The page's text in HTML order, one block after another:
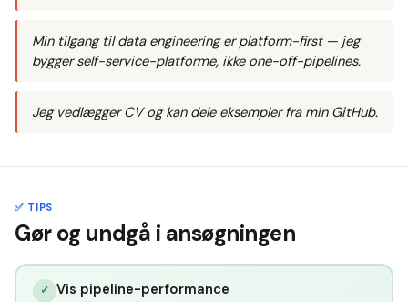
Min tilgang til data engineering er platform-first — jeg
bygger self-service-platforme, ikke one-off-pipelines.
Jeg vedlægger CV og kan dele eksempler fra min GitHub.
✅ TIPS
Gør og undgå i ansøgningen
✓ Vis pipeline-performance